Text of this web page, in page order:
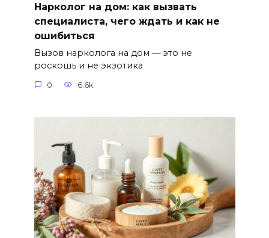
Нарколог на дом: как вызвать
специалиста, чего ждать и как не
ошибиться
Вызов нарколога на дом — это не
роскошь и не экзотика
0 6.6k.